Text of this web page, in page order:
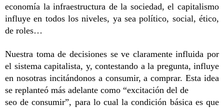
economía la infraestructura de la sociedad, el capitalismo
influye en todos los niveles, ya sea político, social, ético,
de roles…
Nuestra toma de decisiones se ve claramente influida por
el sistema capitalista, y, contestando a la pregunta, influye
en nosotras incitándonos a consumir, a comprar. Esta idea
se replanteó más adelante como “excitación del de
seo de consumir”, para lo cual la condición básica es que